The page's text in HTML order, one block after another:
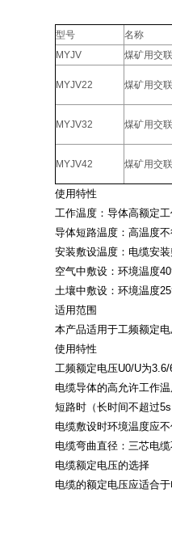
型号
名称
MYJV
煤矿用交
MYJV22 煤矿用交
MYJV32 煤矿用交
MYJV42 煤矿用交
使用特性
工作温度：导体高额定
导体短路温度：高温度
安装敷设温度：电缆安
空气中敷设：环境温度40
土壤中敷设：环境温度25
适用范围
本产品适用于工频额定
使用特性
工频额定电压U0/U为3.6/
电缆导体的高允许工作
短路时（长时间不超过5s
电缆敷设时环境温度应
电缆弯曲直径：三芯电
电缆额定电压的选择
电缆的额定电压应适合